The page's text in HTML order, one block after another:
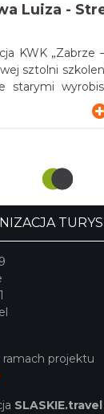
Luiza -
KWK „Zabrze
sztolni
starymi
prawdziwą
w grudniu
12C,
i
ramach projektu
SLASKIE.travel